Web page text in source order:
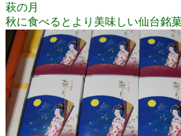
萩の月
秋に食べるとより美味しい仙台